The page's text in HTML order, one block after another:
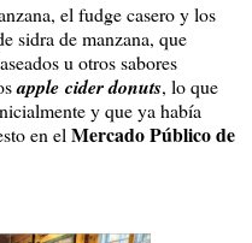
el fudge casero y los
sidra de manzana, que
u otros sabores
apple cider donuts, lo que
y que ya había
en el Mercado Público de